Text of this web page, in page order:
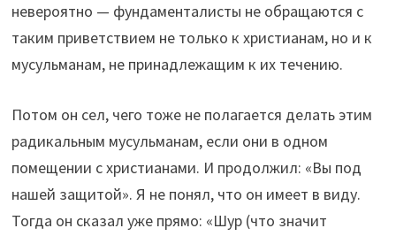
невероятно — фундаменталисты не обращаются с
таким приветствием не только к христианам, но и к
мусульманам, не принадлежащим к их течению.
Потом он сел, чего тоже не полагается делать этим
радикальным мусульманам, если они в одном
помещении с христианами. И продолжил: «Вы под
нашей защитой». Я не понял, что он имеет в виду.
Тогда он сказал уже прямо: «Шур (что значит